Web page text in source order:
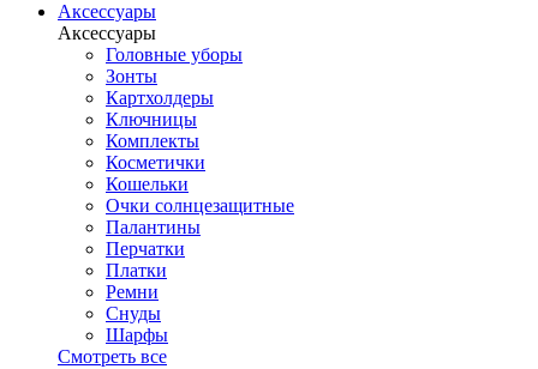
Аксессуары
Аксессуары
Головные уборы
Зонты
Картхолдеры
Ключницы
Комплекты
Косметички
Кошельки
Очки солнцезащитные
Палантины
Перчатки
Платки
Ремни
Снуды
Шарфы
Смотреть все